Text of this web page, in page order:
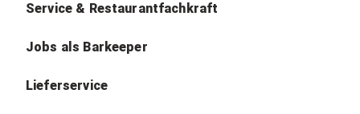
Service & Restaurantfachkraft
Jobs als Barkeeper
Lieferservice